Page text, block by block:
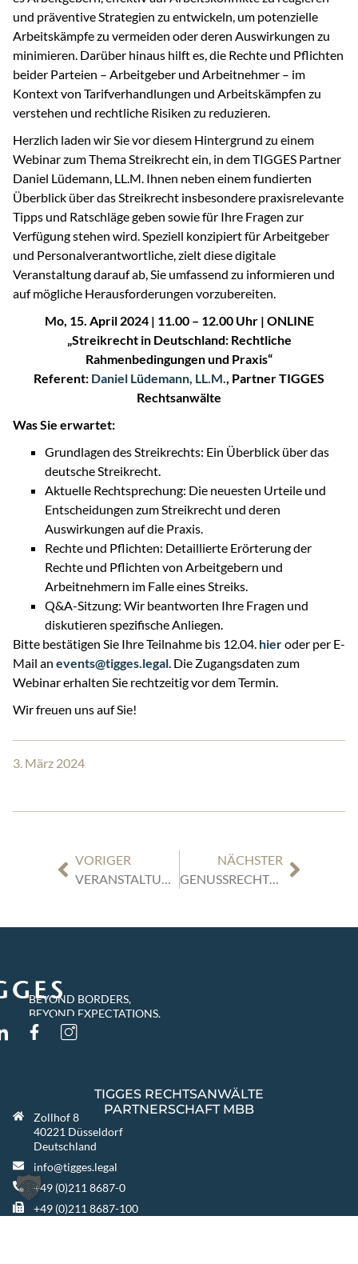
und präventive Strategien zu entwickeln, um potenzielle
Arbeitskämpfe zu vermeiden oder deren Auswirkungen zu
minimieren. Darüber hinaus hilft es, die Rechte und Pflichten
beider Parteien – Arbeitgeber und Arbeitnehmer – im
Kontext von Tarifverhandlungen und Arbeitskämpfen zu
verstehen und rechtliche Risiken zu reduzieren.
Herzlich laden wir Sie vor diesem Hintergrund zu einem
Webinar zum Thema Streikrecht ein, in dem TIGGES Partner
Daniel Lüdemann, LL.M. Ihnen neben einem fundierten
Überblick über das Streikrecht insbesondere praxisrelevante
Tipps und Ratschläge geben sowie für Ihre Fragen zur
Verfügung stehen wird. Speziell konzipiert für Arbeitgeber
und Personalverantwortliche, zielt diese digitale
Veranstaltung darauf ab, Sie umfassend zu informieren und
auf mögliche Herausforderungen vorzubereiten.
Mo, 15. April 2024 | 11.00 – 12.00 Uhr | ONLINE
„Streikrecht in Deutschland: Rechtliche
Rahmenbedingungen und Praxis“
Referent: Daniel Lüdemann, LL.M., Partner TIGGES
Rechtsanwälte
Was Sie erwartet:
Grundlagen des Streikrechts: Ein Überblick über das
deutsche Streikrecht.
Aktuelle Rechtsprechung: Die neuesten Urteile und
Entscheidungen zum Streikrecht und deren
Auswirkungen auf die Praxis.
Rechte und Pflichten: Detaillierte Erörterung der
Rechte und Pflichten von Arbeitgebern und
Arbeitnehmern im Falle eines Streiks.
Q&A-Sitzung: Wir beantworten Ihre Fragen und
diskutieren spezifische Anliegen.
Bitte bestätigen Sie Ihre Teilnahme bis 12.04. hieroder per E-
Mail an events@tigges.legal. Die Zugangsdaten zum
Webinar erhalten Sie rechtzeitig vor dem Termin.
Wir freuen uns auf Sie!
3. März 2024
VORIGER
VERANSTALTUNG DAMENSALON | MI, 13.03.24 | KEYNOTE: WORTE ALS WAFFE: PRÄVENTIVES KRISENMANAGEMENT FÜR EIN KUGELSICHERES MINDSET BEI FÜHRUNGSKRÄFTEN IM BERUFSALLTAG UND AUF SOCIAL MEDIA
NÄCHSTER
GENUSSRECHTE – OLD BUT GOLD BEI DER MEZZANINEN-UNTERNEHMENSFINANZIERUNG?
BEYOND BORDERS,
BEYOND EXPECTATIONS.
TIGGES RECHTSANWÄLTE
PARTNERSCHAFT MBB
Zollhof 8
40221 Düsseldorf
Deutschland
info@tigges.legal
+49 (0)211 8687-0
+49 (0)211 8687-100